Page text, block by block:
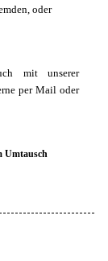
oder
mit unserer
per Mail oder
Umtausch